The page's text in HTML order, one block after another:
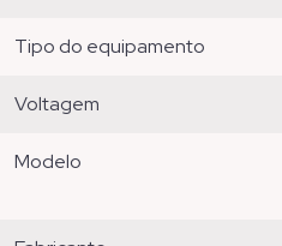
tipo do equipamento
voltagem
modelo